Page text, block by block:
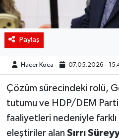
Paylaş
Hacer Koca 07.05.2026 -
Çözüm sürecindeki rolü,
tutumu ve HDP/DEM
faaliyetleri nedeniyle
eleştiriler alan Sırrı
Yaşam